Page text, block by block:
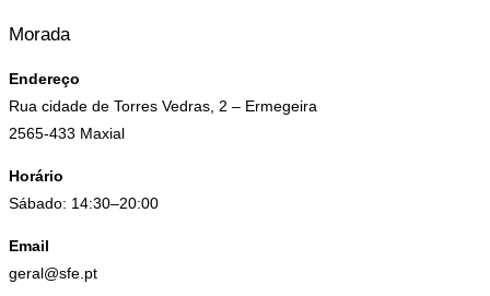
Morada
Endereço
Rua cidade de Torres Vedras, 2 – Ermegeira
2565-433 Maxial
Horário
Sábado: 14:30–20:00
Email
geral@sfe.pt